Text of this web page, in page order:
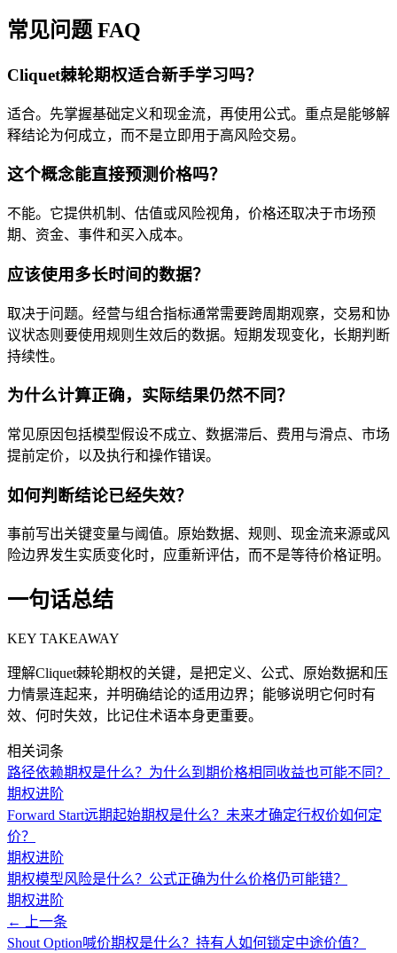
常见问题 FAQ
Cliquet棘轮期权适合新手学习吗？
适合。先掌握基础定义和现金流，再使用公式。重点是能够解
释结论为何成立，而不是立即用于高风险交易。
这个概念能直接预测价格吗？
不能。它提供机制、估值或风险视角，价格还取决于市场预
期、资金、事件和买入成本。
应该使用多长时间的数据？
取决于问题。经营与组合指标通常需要跨周期观察，交易和协
议状态则要使用规则生效后的数据。短期发现变化，长期判断
持续性。
为什么计算正确，实际结果仍然不同？
常见原因包括模型假设不成立、数据滞后、费用与滑点、市场
提前定价，以及执行和操作错误。
如何判断结论已经失效？
事前写出关键变量与阈值。原始数据、规则、现金流来源或风
险边界发生实质变化时，应重新评估，而不是等待价格证明。
一句话总结
KEY TAKEAWAY
理解Cliquet棘轮期权的关键，是把定义、公式、原始数据和压
力情景连起来，并明确结论的适用边界；能够说明它何时有
效、何时失效，比记住术语本身更重要。
相关词条
路径依赖期权是什么？为什么到期价格相同收益也可能不同？
期权进阶
Forward Start远期起始期权是什么？未来才确定行权价如何定
价？
期权进阶
期权模型风险是什么？公式正确为什么价格仍可能错？
期权进阶
← 上一条
Shout Option喊价期权是什么？持有人如何锁定中途价值？